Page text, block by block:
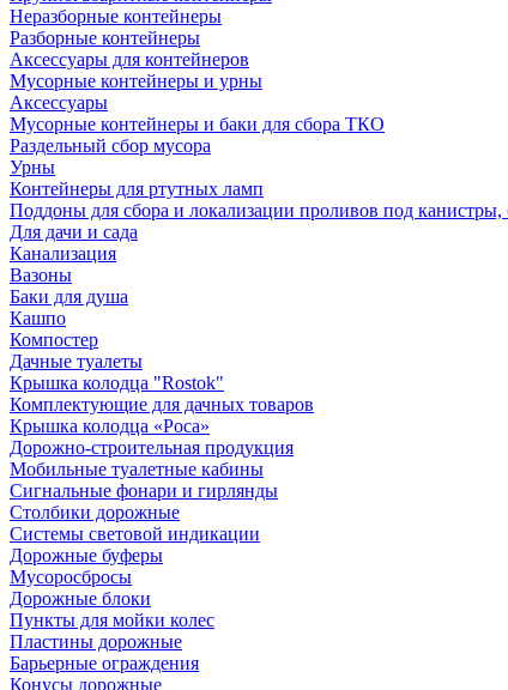
Неразборные контейнеры
Разборные контейнеры
Аксессуары для контейнеров
Мусорные контейнеры и урны
Аксессуары
Мусорные контейнеры и баки для сбора ТКО
Раздельный сбор мусора
Урны
Контейнеры для ртутных ламп
Поддоны для сбора и локализации проливов под
Для дачи и сада
Канализация
Вазоны
Баки для душа
Кашпо
Компостер
Дачные туалеты
Крышка колодца "Rostok"
Комплектующие для дачных товаров
Крышка колодца «Роса»
Дорожно-строительная продукция
Мобильные туалетные кабины
Сигнальные фонари и гирлянды
Столбики дорожные
Системы световой индикации
Дорожные буферы
Мусоросбросы
Дорожные блоки
Пункты для мойки колес
Пластины дорожные
Барьерные ограждения
Конусы дорожные